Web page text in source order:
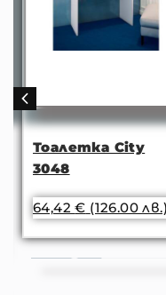
Тоалетка City
3048
64,42€ (126.00 лв.)